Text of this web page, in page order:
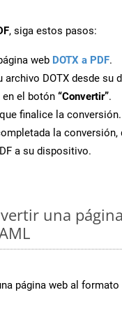
, siga estos pasos:
web DOTX a PDF.
archivo DOTX desde su
en el botón “Convertir”.
finalice la conversión.
la conversión,
a su dispositivo.
una
página web al formato